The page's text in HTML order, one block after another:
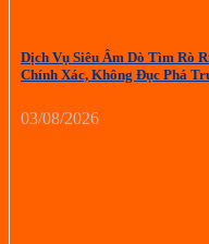
Dịch Vụ Siêu Âm Dò Tìm Rò
Chính Xác, Không Đục Phá
03/08/2026